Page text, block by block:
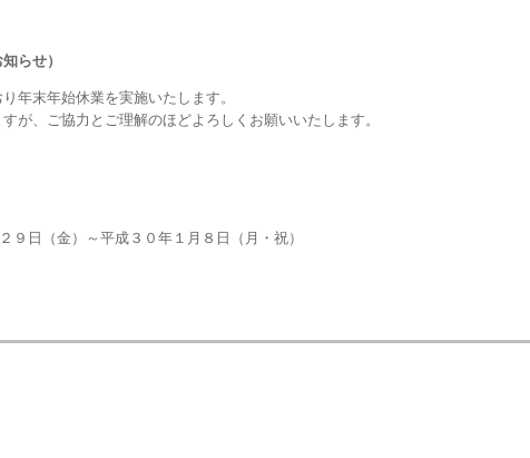
らせ）
年末年始休業を実施いたします。
が、ご協力とご理解のほどよろしくお願いいたします。
日（金）～平成３０年１月８日（月・祝）